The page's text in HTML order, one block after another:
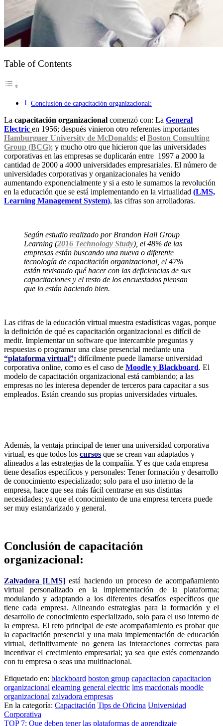
Table of Contents
Conclusión de capacitación organizacional:
La capacitación organizacional comenzó con: La General
Electric en 1956; después vinieron otro referentes importantes
Hamburguer University de McDonalds; el Boston Consulting
Group (BCG); y mucho otro que hicieron que las universidades
corporativas en las empresas se duplicarán entre 1997 a 2000 la
cantidad de 2000 a 4000 universidades empresariales. El número de
universidades corporativas y organizacionales ha venido
aumentando exponencialmente y si a esto le sumamos la revolución
en la educación que se está implementando en la virtualidad (LMS,
Learning Management System), las cifras son arrolladoras.
Según estudio realizado por Brandon Hall Group
Learning (2016 Technology Study), el 48% de las
empresas están buscando una nueva o diferente
tecnología de capacitación organizacional, el 47%
están revisando qué hacer con las deficiencias de sus
capacitaciones y el resto de los encuestados piensan
que lo están haciendo bien.
Las cifras de la educación virtual muestra estadísticas vagas, porque
la definición de qué es capacitación organizacional es difícil de
medir. Implementar un software que intercambie preguntas y
respuestas o programar una clase presencial mediante una
“plataforma virtual”; difícilmente puede llamarse universidad
corporativa online, como es el caso de Moodle y Blackboard. El
modelo de capacitación organizacional está cambiando; a las
empresas no les interesa depender de terceros para capacitar a sus
empleados. Están creando sus propias universidades virtuales.
Además, la ventaja principal de tener una universidad corporativa
virtual, es que todos los cursos que se crean van adaptados y
alineados a las estrategias de la compañía. Y es que cada empresa
tiene desafíos específicos y personales: Tener formación y desarrollo
de conocimiento especializado; solo para el uso interno de la
empresa, hace que sea más fácil centrarse en sus distintas
necesidades; ya que el conocimiento de una empresa tercera puede
ser muy estandarizado y general.
Conclusión de capacitación
organizacional:
Zalvadora [LMS]está haciendo un proceso de acompañamiento
virtual personalizado en la implementación de la plataforma;
modulando y adaptando a los diferentes desafíos específicos que
tiene cada empresa. Alineando estrategias para la formación y el
desarrollo de conocimiento especializado, solo para el uso interno de
la empresa. El reto principal de este acompañamiento es probar que
la capacitación presencial y una mala implementación de educación
virtual, definitivamente no genera las interacciones correctas para
incentivar el crecimiento empresarial; ya sea que estés comenzando
con tu empresa o seas una multinacional.
Etiquetado en: blackboard boston group capacitacion capacitacion
organizacional elearning general electric lms macdonals moodle
organizacional zalvadora empresas
En la categoría: Capacitación Tips de Oficina Universidad
Corporativa
TOP 7: Que deben tener las plataformas de aprendizaje